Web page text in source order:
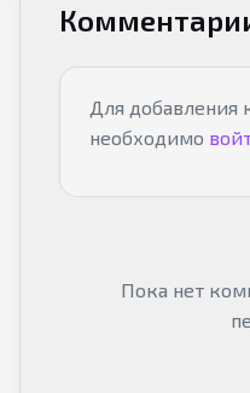
Для добавления
необходимо
Пока нет